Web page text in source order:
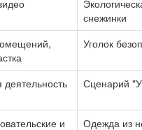
снежинки
Уголок
Сценарий
и
Одежда из